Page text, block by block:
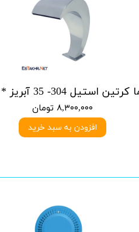
۸,۳۰۰,۰۰۰ تومان
افزودن به سبد خرید